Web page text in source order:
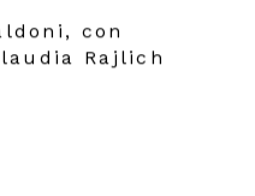
con
Rajlich